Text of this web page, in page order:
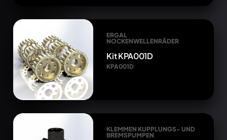
ERGAL
NOCKENWELLENRÄDER
Kit KPA001D
KPA001D
KLEMMEN KUPPLUNGS- UND
BREMSPUMPEN